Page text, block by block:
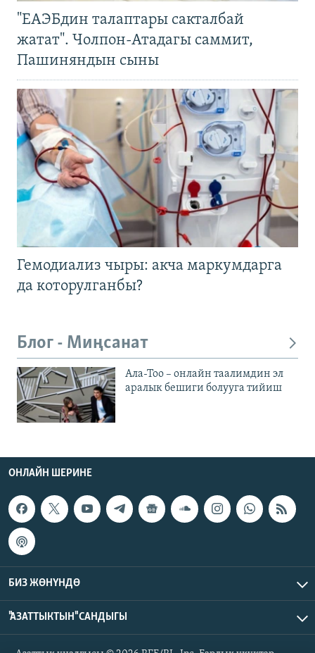
"ЕАЭБдин талаптары сакталбай
жатат". Чолпон-Атадагы саммит,
Пашиняндын сыны
Гемодиализ чыры: акча маркумдарга
да которулганбы?
Блог - Миңсанат
Ала-Тоо – онлайн таалимдин эл
аралык бешиги болууга тийиш
ОНЛАЙН ШЕРИНЕ
БИЗ ЖӨНҮНДӨ
"АЗАТТЫКТЫН" САНДЫГЫ